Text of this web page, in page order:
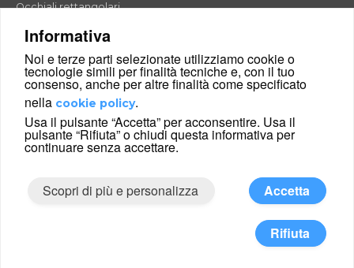
Informativa
Noi e terze parti selezionate utilizziamo cookie o
tecnologie simili per finalità tecniche e, con il tuo
consenso, anche per altre finalità come specificato
nella cookie policy.
Usa il pulsante “Accetta” per acconsentire. Usa il
pulsante “Rifiuta” o chiudi questa informativa per
continuare senza accettare.
Scopri di più e personalizza Accetta
Rifiuta
Occhiali rettangolari
Occhiali rotondi
Occhiali a goccia
Occhiali a farfalla
Occhiali esagonali
Occhiali cat-eyes
© 2026 Glance24 Ltd. and its affiliates. All right reserved.
Uk company number: 07402122